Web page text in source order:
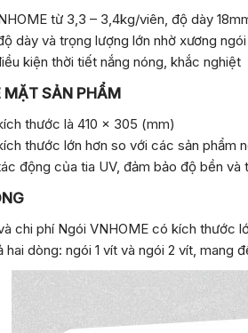
từ 3,3 – 3,4kg/viên, độ dày
dày và trọng lượng lớn nhờ xương
kiện thời tiết nắng nóng, khắc nghiệt
MẶT SẢN PHẨM
thước là 410 x 305 (mm)
thước lớn hơn so với các sản
động của tia UV, đảm bảo độ bền và
chi phí Ngói VNHOME có kích thước
dòng: ngói 1 vít và ngói 2 vít, mang